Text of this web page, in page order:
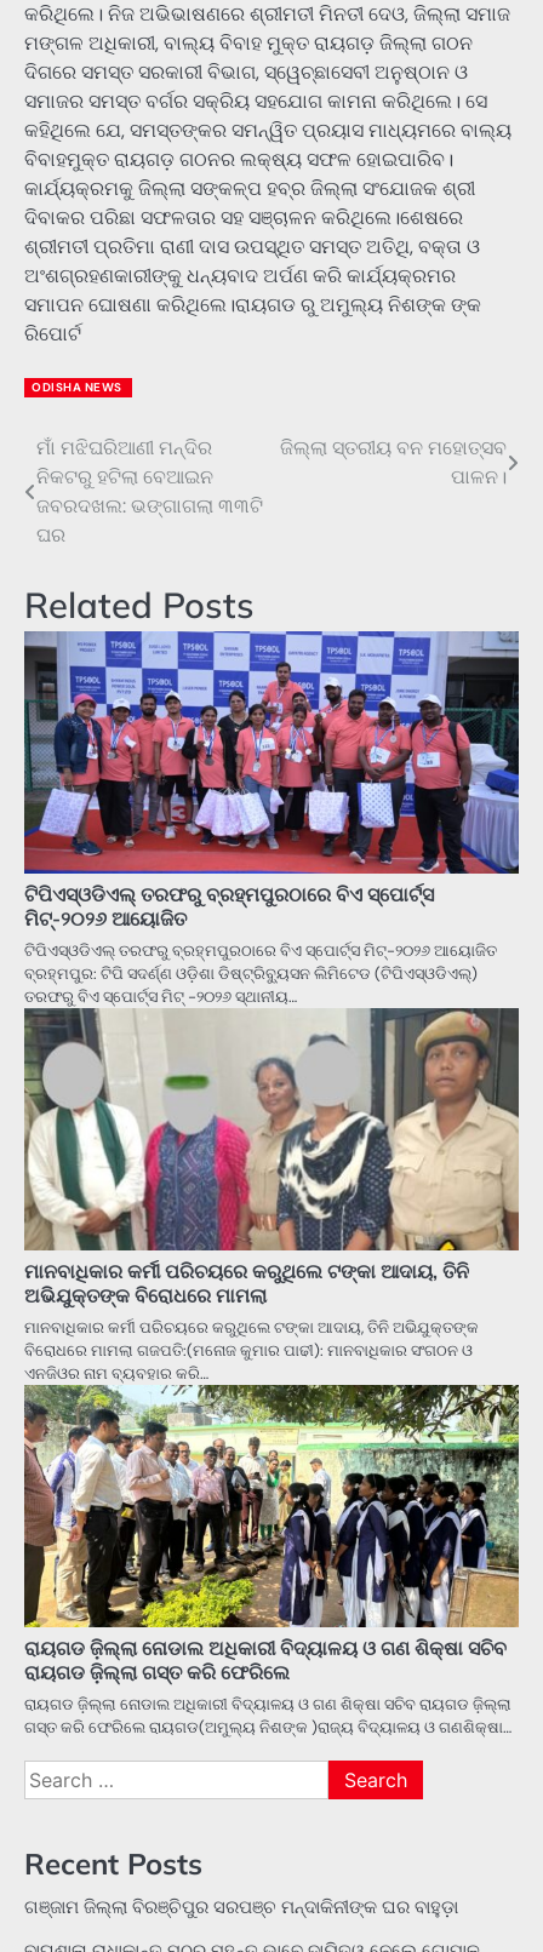
କରିଥିଲେ। ନିଜ ଅଭିଭାଷଣରେ ଶ୍ରୀମତୀ ମିନତୀ ଦେଓ, ଜିଲ୍ଲା ସମାଜ
ମଙ୍ଗଳ ଅଧିକାରୀ, ବାଲ୍ୟ ବିବାହ ମୁକ୍ତ ରାୟଗଡ଼ ଜିଲ୍ଲା ଗଠନ
ଦିଗରେ ସମସ୍ତ ସରକାରୀ ବିଭାଗ, ସ୍ୱେଚ୍ଛାସେବୀ ଅନୁଷ୍ଠାନ ଓ
ସମାଜର ସମସ୍ତ ବର୍ଗର ସକ୍ରିୟ ସହଯୋଗ କାମନା କରିଥିଲେ। ସେ
କହିଥିଲେ ଯେ, ସମସ୍ତଙ୍କର ସମନ୍ୱିତ ପ୍ରୟାସ ମାଧ୍ୟମରେ ବାଲ୍ୟ
ବିବାହମୁକ୍ତ ରାୟଗଡ଼ ଗଠନର ଲକ୍ଷ୍ୟ ସଫଳ ହୋଇପାରିବ।
କାର୍ଯ୍ୟକ୍ରମକୁ ଜିଲ୍ଲା ସଙ୍କଳ୍ପ ହବ୍‌ର ଜିଲ୍ଲା ସଂଯୋଜକ ଶ୍ରୀ
ଦିବାକର ପରିଛା ସଫଳତାର ସହ ସଞ୍ଚାଳନ କରିଥିଲେ।ଶେଷରେ
ଶ୍ରୀମତୀ ପ୍ରତିମା ରାଣୀ ଦାସ ଉପସ୍ଥିତ ସମସ୍ତ ଅତିଥି, ବକ୍ତା ଓ
ଅଂଶଗ୍ରହଣକାରୀଙ୍କୁ ଧନ୍ୟବାଦ ଅର୍ପଣ କରି କାର୍ଯ୍ୟକ୍ରମର
ସମାପନ ଘୋଷଣା କରିଥିଲେ।ରାୟଗଡ ରୁ ଅମୁଲ୍ୟ ନିଶଙ୍କ ଙ୍କ
ରିପୋର୍ଟ
ODISHA NEWS
Post
navigation
ମାଁ ମଝିଘରିଆଣୀ ମନ୍ଦିର
ନିକଟରୁ ହଟିଲା ବେଆଇନ
ଜବରଦଖଲ: ଭଙ୍ଗାଗଲା ୩୩ଟି
ଘର
ଜିଲ୍ଲା ସ୍ତରୀୟ ବନ ମହୋତ୍ସବ
ପାଳନ।
Related Posts
ଟିପିଏସ୍ଓଡିଏଲ୍ ତରଫରୁ ବ୍ରହ୍ମପୁରଠାରେ ବିଏ ସ୍ପୋର୍ଟ୍ସ
ମିଟ୍-୨୦୨୬ ଆୟୋଜିତ
ଟିପିଏସ୍ଓଡିଏଲ୍ ତରଫରୁ ବ୍ରହ୍ମପୁରଠାରେ ବିଏ ସ୍ପୋର୍ଟ୍ସ ମିଟ୍-୨୦୨୬ ଆୟୋଜିତ
ବ୍ରହ୍ମପୁର: ଟିପି ସଦର୍ଣ୍ଣ ଓଡ଼ିଶା ଡିଷ୍ଟ୍ରିବ୍ୟୁସନ ଲିମିଟେଡ (ଟିପିଏସ୍ଓଡିଏଲ୍)
ତରଫରୁ ବିଏ ସ୍ପୋର୍ଟ୍ସ ମିଟ୍ -୨୦୨୬ ସ୍ଥାନୀୟ…
ମାନବାଧିକାର କର୍ମୀ ପରିଚୟରେ କରୁଥିଲେ ଟଙ୍କା ଆଦାୟ, ତିନି
ଅଭିଯୁକ୍ତଙ୍କ ବିରୋଧରେ ମାମଲା
ମାନବାଧିକାର କର୍ମୀ ପରିଚୟରେ କରୁଥିଲେ ଟଙ୍କା ଆଦାୟ, ତିନି ଅଭିଯୁକ୍ତଙ୍କ
ବିରୋଧରେ ମାମଲା ଗଜପତି:(ମନୋଜ କୁମାର ପାଢୀ): ମାନବାଧିକାର ସଂଗଠନ ଓ
ଏନଜିଓର ନାମ ବ୍ୟବହାର କରି…
ରାୟଗଡ ଜ଼ିଲ୍ଲା ନୋଡାଲ ଅଧିକାରୀ ବିଦ୍ୟାଳୟ ଓ ଗଣ ଶିକ୍ଷା ସଚିବ
ରାୟଗଡ ଜ଼ିଲ୍ଲା ଗସ୍ତ କରି ଫେରିଲେ
ରାୟଗଡ ଜ଼ିଲ୍ଲା ନୋଡାଲ ଅଧିକାରୀ ବିଦ୍ୟାଳୟ ଓ ଗଣ ଶିକ୍ଷା ସଚିବ ରାୟଗଡ ଜ଼ିଲ୍ଲା
ଗସ୍ତ କରି ଫେରିଲେ ରାୟଗଡ(ଅମୁଲ୍ୟ ନିଶଙ୍କ )ରାଜ୍ୟ ବିଦ୍ୟାଳୟ ଓ ଗଣଶିକ୍ଷା…
Search
for:
Recent Posts
ଗଞ୍ଜାମ ଜିଲ୍ଲା ବିରଞ୍ଚିପୁର ସରପଞ୍ଚ ମନ୍ଦାକିନୀଙ୍କ ଘର ବାହୁଡ଼ା